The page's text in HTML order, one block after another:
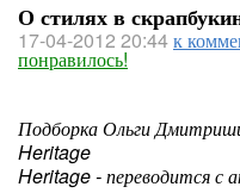
О стилях в
17-04-2012 20:44к
понравилось!
Подборка Ольги
Heritage
Heritage - переводится с